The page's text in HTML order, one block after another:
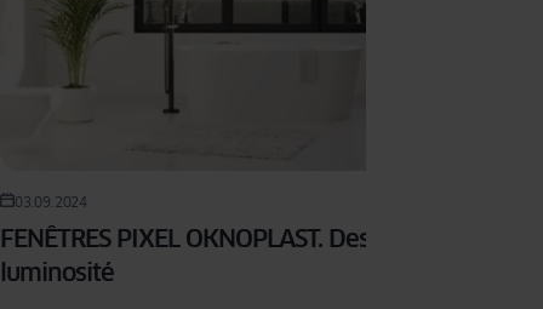
03.09.2024
FENÊTRES PIXEL OKNOPLAST. Design et
luminosité